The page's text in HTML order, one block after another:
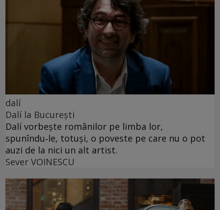
dalí
Dalí la București
Dalí vorbește românilor pe limba lor,
spunîndu‑le, totuși, o poveste pe care nu o pot
auzi de la nici un alt artist.
Sever VOINESCU